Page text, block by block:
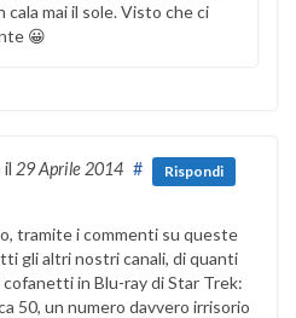
cala mai il sole. Visto che ci
😀
il 29 Aprile 2014 # Rispondi
tramite i commenti su queste
gli altri nostri canali, di quanti
in Blu-ray di Star Trek:
50, un numero davvero irrisorio